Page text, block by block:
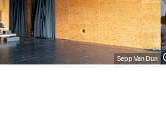
Sepp Van Dun